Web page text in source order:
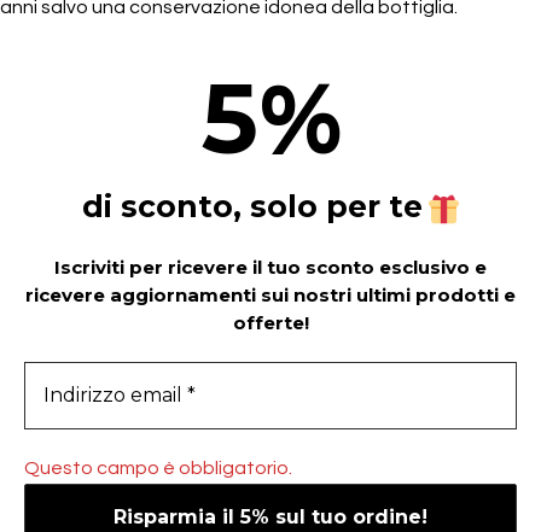
anni salvo una conservazione idonea della bottiglia.
5%
di sconto, solo per te
Iscriviti per ricevere il tuo sconto esclusivo e
ricevere aggiornamenti sui nostri ultimi prodotti e
offerte!
Questo campo è obbligatorio.